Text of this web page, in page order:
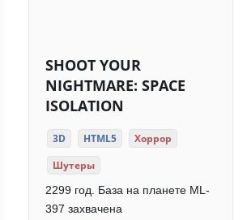
SHOOT YOUR
NIGHTMARE: SPACE
ISOLATION
3D HTML5
Хоррор
Шутеры
2299 год. База на планете ML-
397 захвачена